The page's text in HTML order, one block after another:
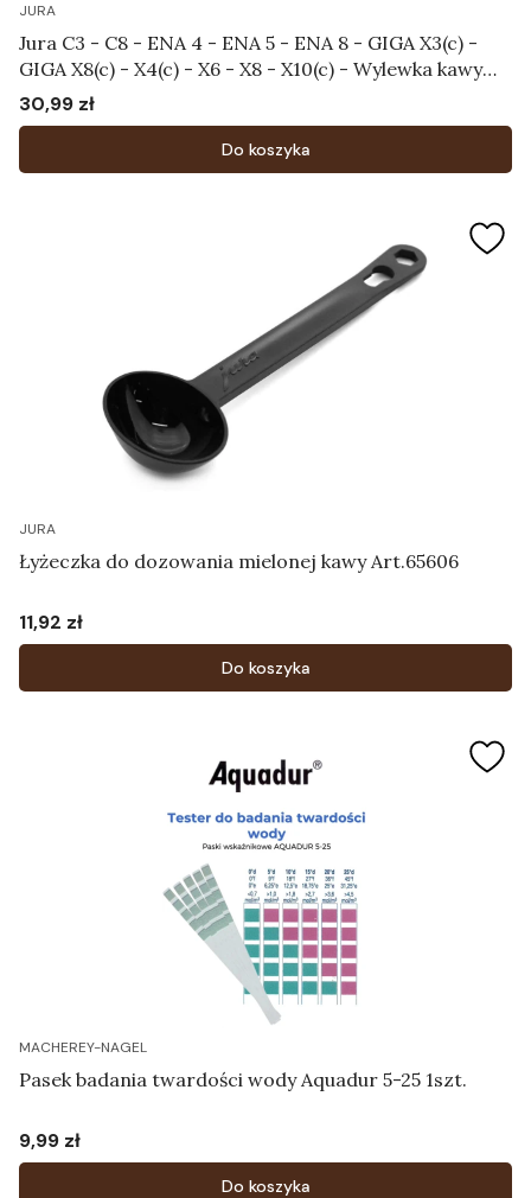
JURA
Jura C3 - C8 - ENA 4 - ENA 5 - ENA 8 - GIGA X3(c) -
GIGA X8(c) - X4(c) - X6 - X8 - X10(c) - Wylewka kawy
Art. 73544
Cena
30,99 zł
Do koszyka
JURA
Łyżeczka do dozowania mielonej kawy Art.65606
Cena
11,92 zł
Do koszyka
MACHEREY-NAGEL
Pasek badania twardości wody Aquadur 5-25 1szt.
Cena
9,99 zł
Do koszyka